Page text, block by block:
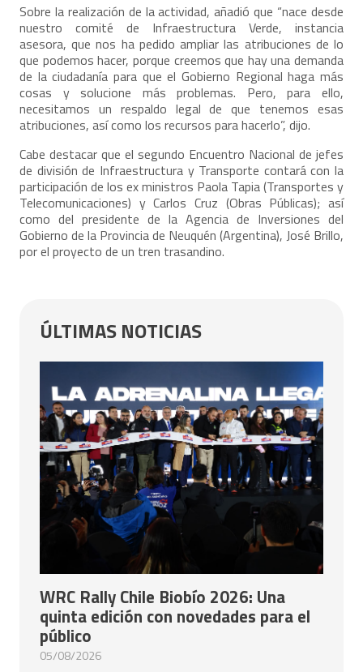
Sobre la realización de la actividad, añadió que “nace desde
nuestro comité de Infraestructura Verde, instancia
asesora, que nos ha pedido ampliar las atribuciones de lo
que podemos hacer, porque creemos que hay una demanda
de la ciudadanía para que el Gobierno Regional haga más
cosas y solucione más problemas. Pero, para ello,
necesitamos un respaldo legal de que tenemos esas
atribuciones, así como los recursos para hacerlo”, dijo.
Cabe destacar que el segundo Encuentro Nacional de jefes
de división de Infraestructura y Transporte contará con la
participación de los ex ministros Paola Tapia (Transportes y
Telecomunicaciones) y Carlos Cruz (Obras Públicas); así
como del presidente de la Agencia de Inversiones del
Gobierno de la Provincia de Neuquén (Argentina), José Brillo,
por el proyecto de un tren trasandino.
ÚLTIMAS NOTICIAS
WRC Rally Chile Biobío 2026: Una
quinta edición con novedades para el
público
05/08/2026